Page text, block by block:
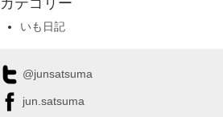
カテゴリー
いも日記
@junsatsuma
jun.satsuma